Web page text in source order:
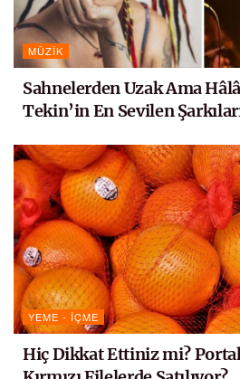
MÜZIK
Sahnelerden Uzak Ama
Tekin’in En Sevilen
YEME - İÇME
Hiç Dikkat Ettiniz mi?